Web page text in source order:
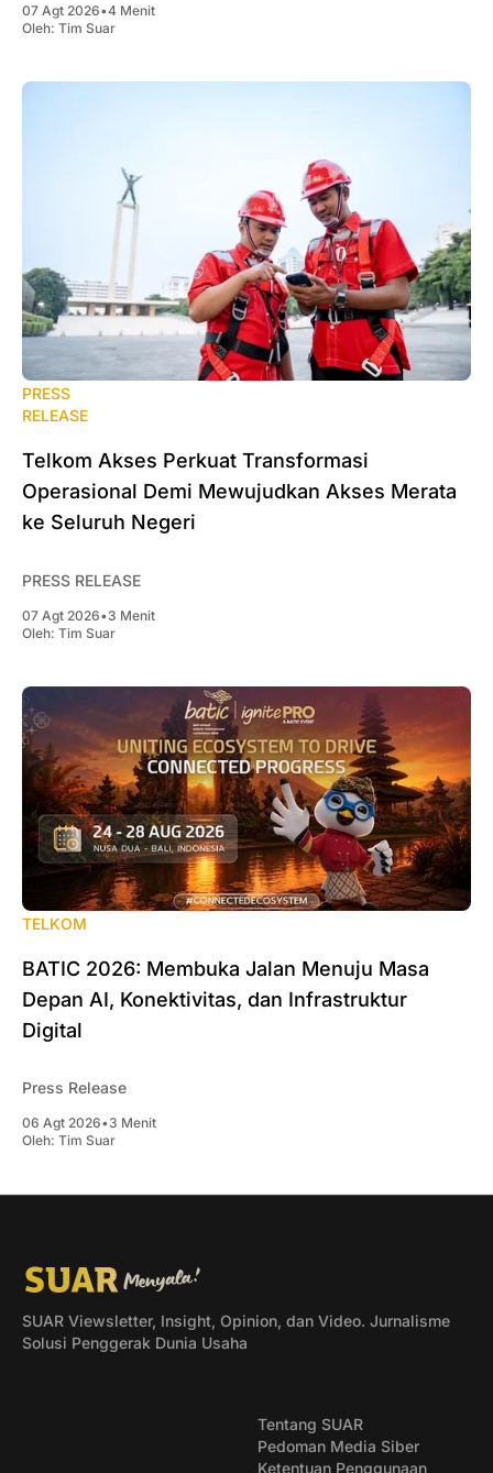
07 Agt 2026•4 Menit
Oleh: Tim Suar
PRESS
RELEASE
Telkom Akses Perkuat Transformasi
Operasional Demi Mewujudkan Akses Merata
ke Seluruh Negeri
PRESS RELEASE
07 Agt 2026•3 Menit
Oleh: Tim Suar
TELKOM
BATIC 2026: Membuka Jalan Menuju Masa
Depan AI, Konektivitas, dan Infrastruktur
Digital
Press Release
06 Agt 2026•3 Menit
Oleh: Tim Suar
SUAR Viewsletter, Insight, Opinion, dan Video. Jurnalisme
Solusi Penggerak Dunia Usaha
Tentang SUAR
Pedoman Media Siber
Ketentuan Penggunaan